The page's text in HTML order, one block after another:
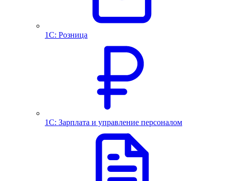
1С: Розница
1С: Зарплата и управление персоналом